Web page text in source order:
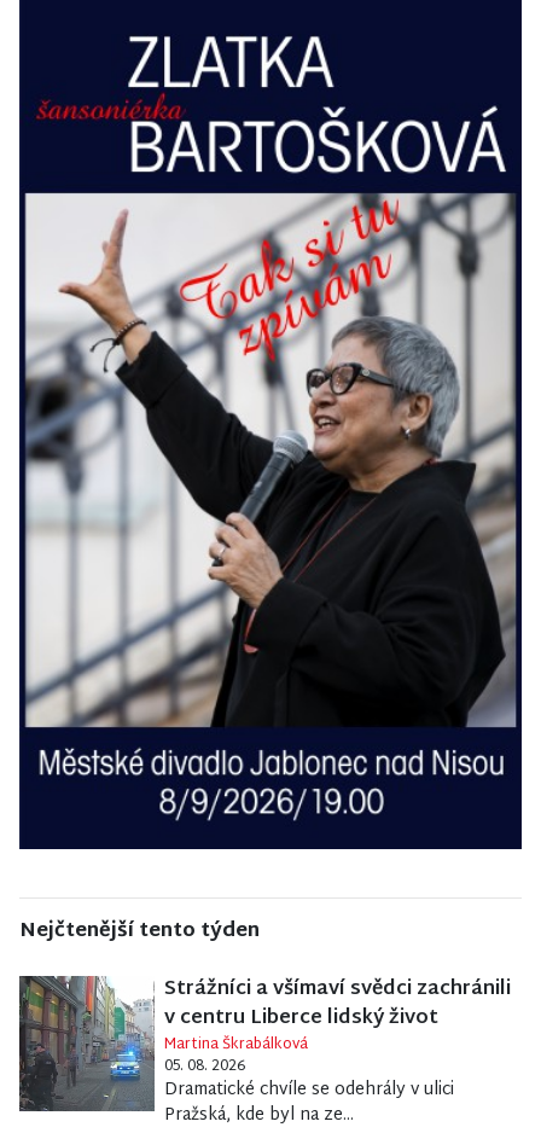
Nejčtenější tento týden
Strážníci a všímaví svědci zachránili
v centru Liberce lidský život
Martina Škrabálková
05. 08. 2026
Dramatické chvíle se odehrály v ulici
Pražská, kde byl na ze...